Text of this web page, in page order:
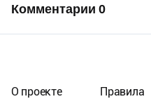
Комментарии 0
О проекте Правила